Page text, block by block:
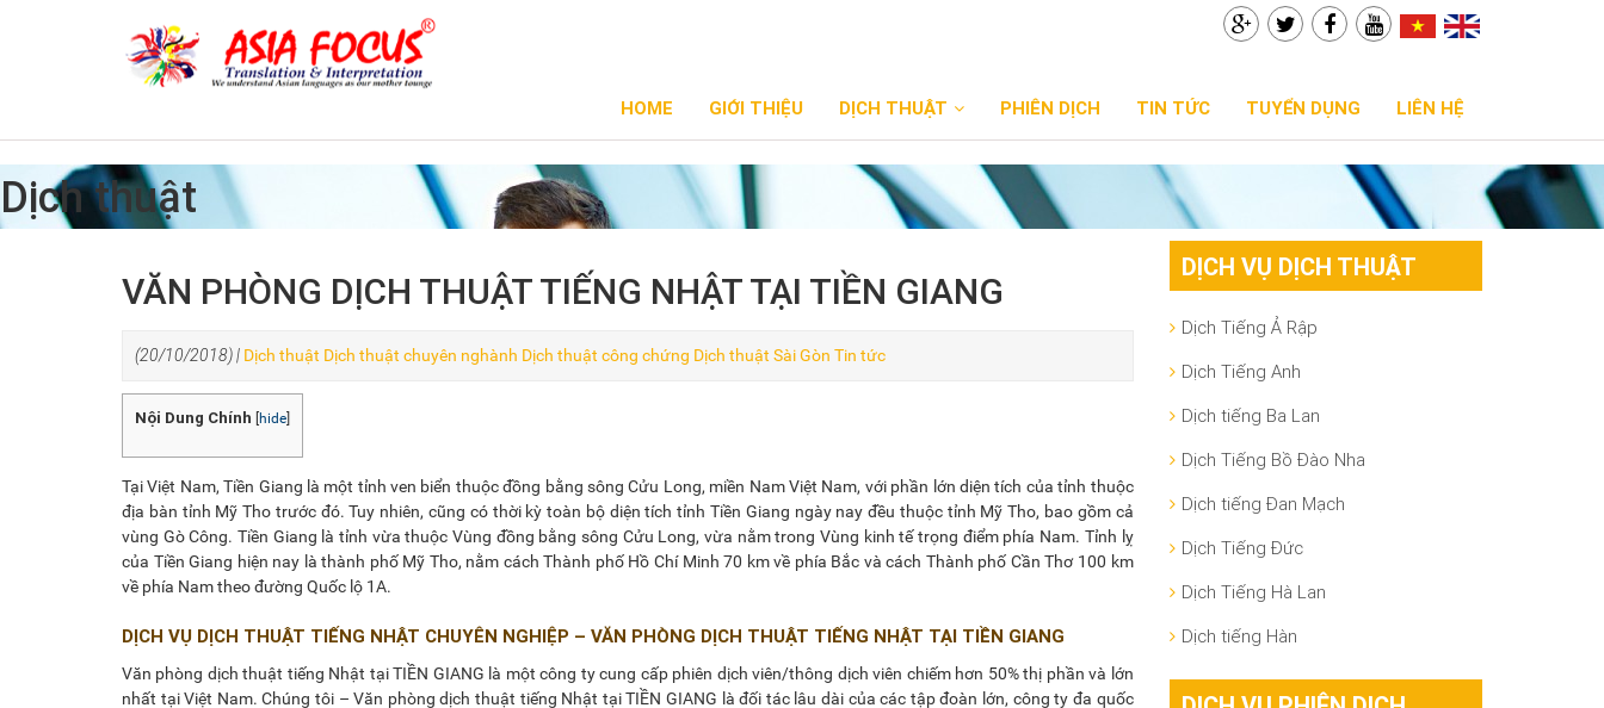
HOME GIỚI THIỆU DỊCH THUẬT PHIÊN DỊCH TIN TỨC TUYỂN DỤNG LIÊN HỆ
Dịch thuật
VĂN PHÒNG DỊCH THUẬT TIẾNG NHẬT TẠI TIỀN GIANG
(20/10/2018) | Dịch thuật Dịch thuật chuyên nghành Dịch thuật công chứng Dịch thuật Sài Gòn Tin tức
Nội Dung Chính hide
Tại Việt Nam, Tiền Giang là một tỉnh ven biển thuộc đồng bằng sông Cửu Long, miền Nam Việt Nam, với phần lớn diện tích của tỉnh thuộc
địa bàn tỉnh Mỹ Tho trước đó. Tuy nhiên, cũng có thời kỳ toàn bộ diện tích tỉnh Tiền Giang ngày nay đều thuộc tỉnh Mỹ Tho, bao gồm cả
vùng Gò Công. Tiền Giang là tỉnh vừa thuộc Vùng đồng bằng sông Cửu Long, vừa nằm trong Vùng kinh tế trọng điểm phía Nam. Tỉnh lỵ
của Tiền Giang hiện nay là thành phố Mỹ Tho, nằm cách Thành phố Hồ Chí Minh 70 km về phía Bắc và cách Thành phố Cần Thơ 100 km
về phía Nam theo đường Quốc lộ 1A.
DỊCH VỤ DỊCH THUẬT TIẾNG NHẬT CHUYÊN NGHIỆP – VĂN PHÒNG DỊCH THUẬT TIẾNG NHẬT TẠI TIỀN GIANG
Văn phòng dịch thuật tiếng Nhật tại TIỀN GIANG là một công ty cung cấp phiên dịch viên/thông dịch viên chiếm hơn 50% thị phần và lớn
nhất tại Việt Nam. Chúng tôi – Văn phòng dịch thuật tiếng Nhật tại TIỀN GIANG là đối tác lâu dài của các tập đoàn lớn, công ty đa quốc
DỊCH VỤ DỊCH THUẬT
Dịch Tiếng Ả Rập
Dịch Tiếng Anh
Dịch tiếng Ba Lan
Dịch Tiếng Bồ Đào Nha
Dịch tiếng Đan Mạch
Dịch Tiếng Đức
Dịch Tiếng Hà Lan
Dịch tiếng Hàn